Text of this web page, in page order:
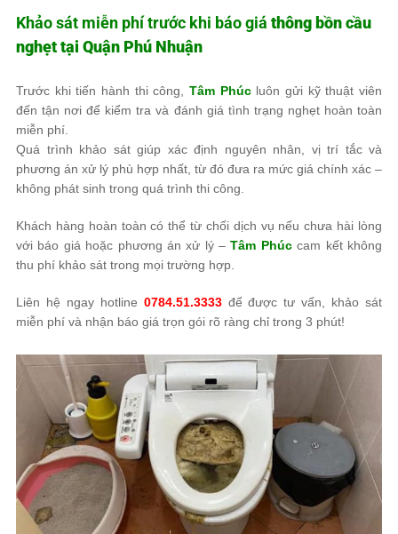
Khảo sát miễn phí trước khi báo giá thông bồn cầu
nghẹt tại Quận Phú Nhuận
Trước khi tiến hành thi công, Tâm Phúcluôn gửi kỹ thuật viên
đến tận nơi để kiểm tra và đánh giá tình trạng nghẹt hoàn toàn
miễn phí.
Quá trình khảo sát giúp xác định nguyên nhân, vị trí tắc và
phương án xử lý phù hợp nhất, từ đó đưa ra mức giá chính xác –
không phát sinh trong quá trình thi công.
Khách hàng hoàn toàn có thể từ chối dịch vụ nếu chưa hài lòng
với báo giá hoặc phương án xử lý –Tâm Phúccam kết không
thu phí khảo sát trong mọi trường hợp.
Liên hệ ngay hotline 0784.51.3333để được tư vấn, khảo sát
miễn phí và nhận báo giá trọn gói rõ ràng chỉ trong 3 phút!